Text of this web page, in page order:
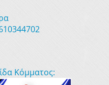
Κόμματος: